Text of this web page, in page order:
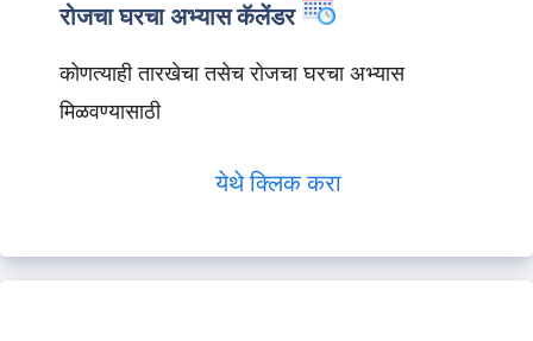
रोजचा घरचा अभ्यास कॅलेंडर
कोणत्याही तारखेचा तसेच रोजचा घरचा अभ्यास
मिळवण्यासाठी
येथे क्लिक करा